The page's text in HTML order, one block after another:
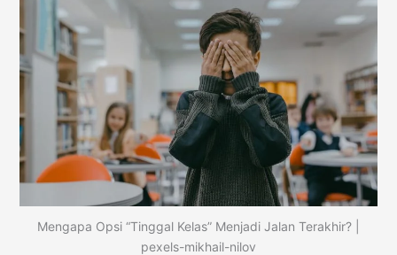
Mengapa Opsi “Tinggal Kelas” Menjadi Jalan Terakhir? |
pexels-mikhail-nilov